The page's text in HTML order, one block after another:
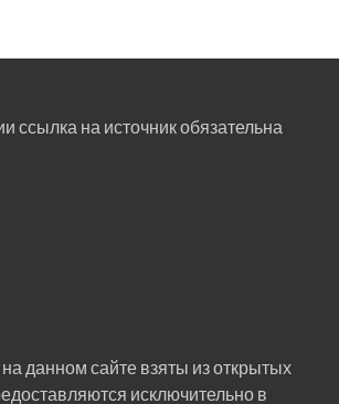
ссылка на источник обязательна
данном сайте взяты из открытых
исключительно в